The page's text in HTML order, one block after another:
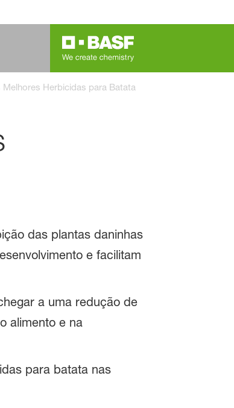
Melhores Herbicidas para Batata
das plantas daninhas
e facilitam
a uma redução de
alimento e na
para batata nas